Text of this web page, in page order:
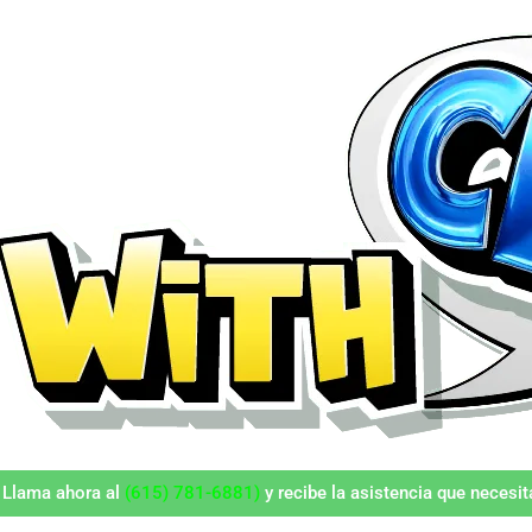
ahora al (615) 781-6881) y recibe la asistencia que